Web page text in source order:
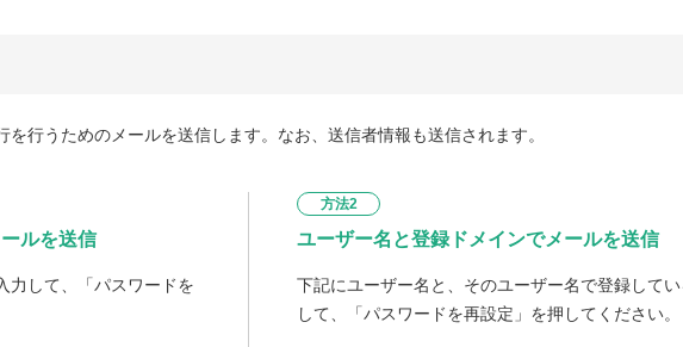
行うためのメールを送信します。なお、送信者情報も送信されます。
ルを送信
力して、「パスワードを
方法2
ユーザー名と登録ドメインでメールを送信
下記にユーザー名と、そのユーザー名で登録して
して、「パスワードを再設定」を押してください。